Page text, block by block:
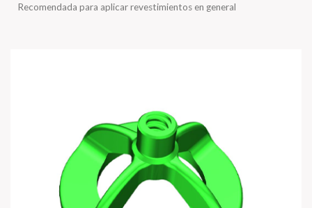
Recomendada para aplicar revestimientos en general